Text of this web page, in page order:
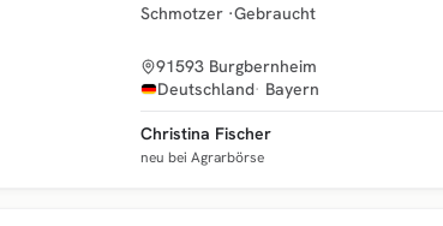
Schmotzer ·Gebraucht
91593 Burgbernheim
Deutschland Bayern
Christina Fischer
neu bei Agrarbörse